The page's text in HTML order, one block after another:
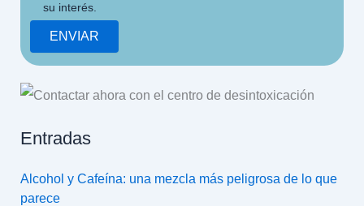
su interés.
Entradas
Alcohol y Cafeína: una mezcla más peligrosa de lo que
parece